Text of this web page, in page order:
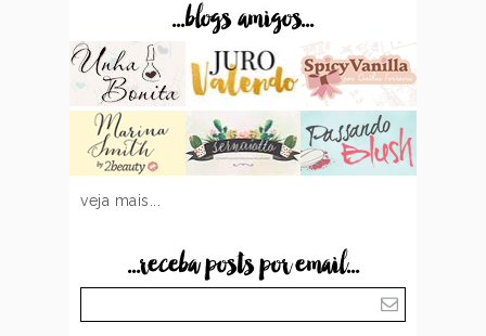
...blogs amigos...
veja mais...
...receba posts por email...